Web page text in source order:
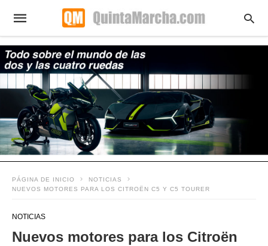
PÁGINA DE INICIO
NOTICIAS
NUEVOS MOTORES PARA LOS CITROËN C5 Y C5 TOURER
NOTICIAS
Nuevos motores para los Citroën